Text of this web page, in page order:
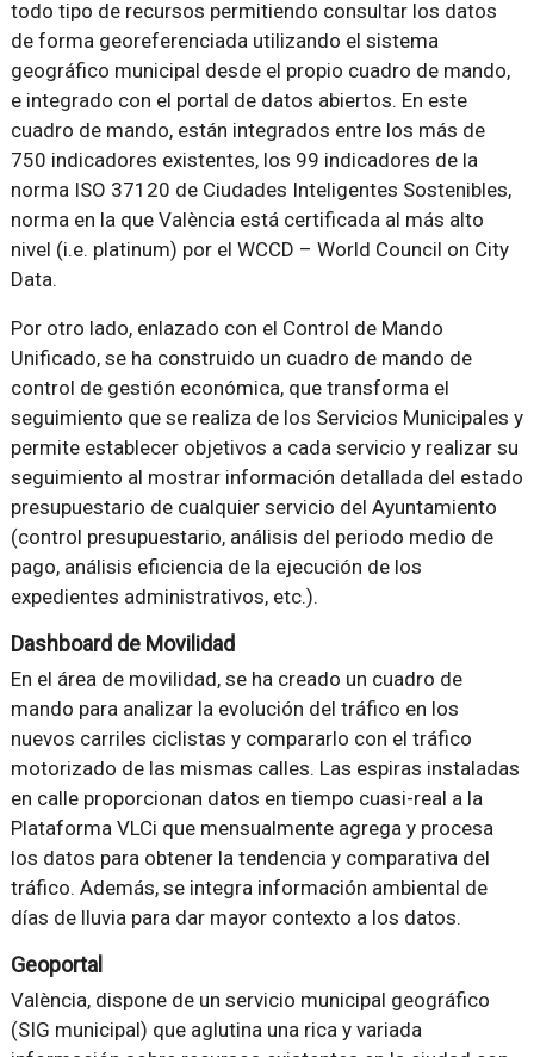
todo tipo de recursos permitiendo consultar los datos
de forma georeferenciada utilizando el sistema
geográfico municipal desde el propio cuadro de mando,
e integrado con el portal de datos abiertos. En este
cuadro de mando, están integrados entre los más de
750 indicadores existentes, los 99 indicadores de la
norma ISO 37120 de Ciudades Inteligentes Sostenibles,
norma en la que València está certificada al más alto
nivel (i.e. platinum) por el WCCD – World Council on City
Data.
Por otro lado, enlazado con el Control de Mando
Unificado, se ha construido un cuadro de mando de
control de gestión económica, que transforma el
seguimiento que se realiza de los Servicios Municipales y
permite establecer objetivos a cada servicio y realizar su
seguimiento al mostrar información detallada del estado
presupuestario de cualquier servicio del Ayuntamiento
(control presupuestario, análisis del periodo medio de
pago, análisis eficiencia de la ejecución de los
expedientes administrativos, etc.).
Dashboard de Movilidad
En el área de movilidad, se ha creado un cuadro de
mando para analizar la evolución del tráfico en los
nuevos carriles ciclistas y compararlo con el tráfico
motorizado de las mismas calles. Las espiras instaladas
en calle proporcionan datos en tiempo cuasi-real a la
Plataforma VLCi que mensualmente agrega y procesa
los datos para obtener la tendencia y comparativa del
tráfico. Además, se integra información ambiental de
días de lluvia para dar mayor contexto a los datos.
Geoportal
València, dispone de un servicio municipal geográfico
(SIG municipal) que aglutina una rica y variada